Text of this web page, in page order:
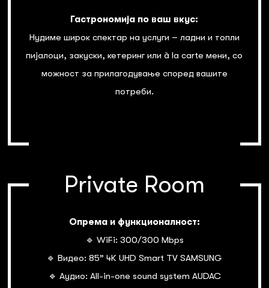
Гастрономија по ваш вкус:
Нудиме широк спектар на услуги – ладни и топли
пијалоци, закуски, кетеринг или à la carte мени, со
можност за прилагодување според вашите
потреби.
Private Room
Опрема и функционалност:
🔹 WiFi: 300/300 Mbps
🔹 Видео: 85” 4К UHD Smart TV SAMSUNG
🔹 Аудио: All-in-one sound system AUDAC